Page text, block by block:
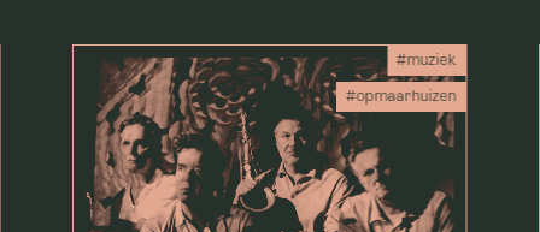
#muziek
#opmaarhuizen